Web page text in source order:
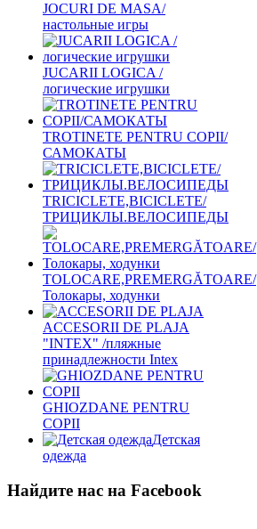
JOCURI DE MASA/
настольные игры
JUCARII LOGICA /
логические игрушки
TROTINETE PENTRU COPII/
САМОКАТЫ
TRICICLETE,BICICLETE/
ТРИЦИКЛЫ.ВЕЛОСИПЕДЫ
TOLOCARE,PREMERGĂTOARE/
Толокары, ходунки
ACCESORII DE PLAJA
"INTEX" /пляжные
принадлежности Intex
GHIOZDANE PENTRU
COPII
Детская
одежда
Найдите нас на Facebook